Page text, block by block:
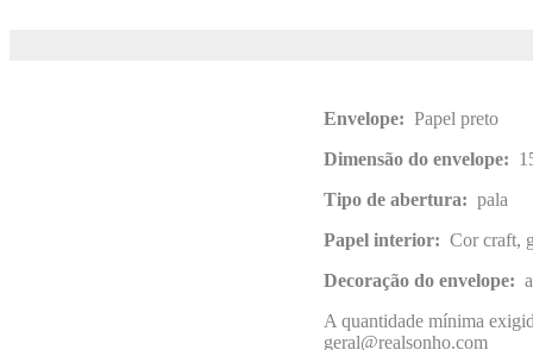
Envelope: Papel preto
Dimensão do envelope:
Tipo de abertura: pala
Papel interior: Cor craft,
Decoração do envelope:
A quantidade mínima
geral@realsonho.com